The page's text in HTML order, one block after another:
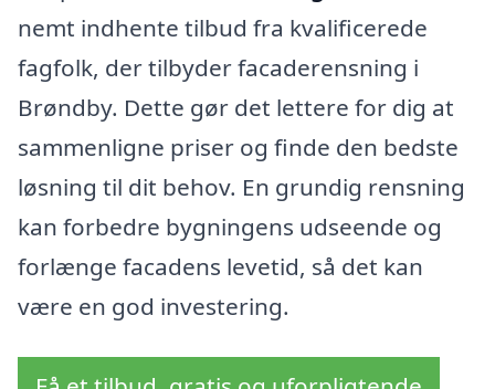
nemt indhente tilbud fra kvalificerede
fagfolk, der tilbyder facaderensning i
Brøndby. Dette gør det lettere for dig at
sammenligne priser og finde den bedste
løsning til dit behov. En grundig rensning
kan forbedre bygningens udseende og
forlænge facadens levetid, så det kan
være en god investering.